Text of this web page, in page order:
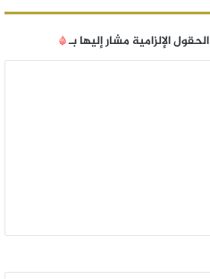
الحقول الإلزامية مشار إليها بـ*